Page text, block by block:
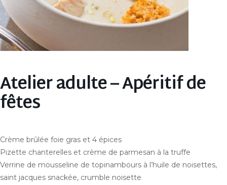
Atelier adulte – Apéritif de
fêtes
Crème brûlée foie gras et 4 épices
Pizette chanterelles et crème de parmesan à la truffe
Verrine de mousseline de topinambours à l’huile de noisettes,
saint jacques snackée, crumble noisette